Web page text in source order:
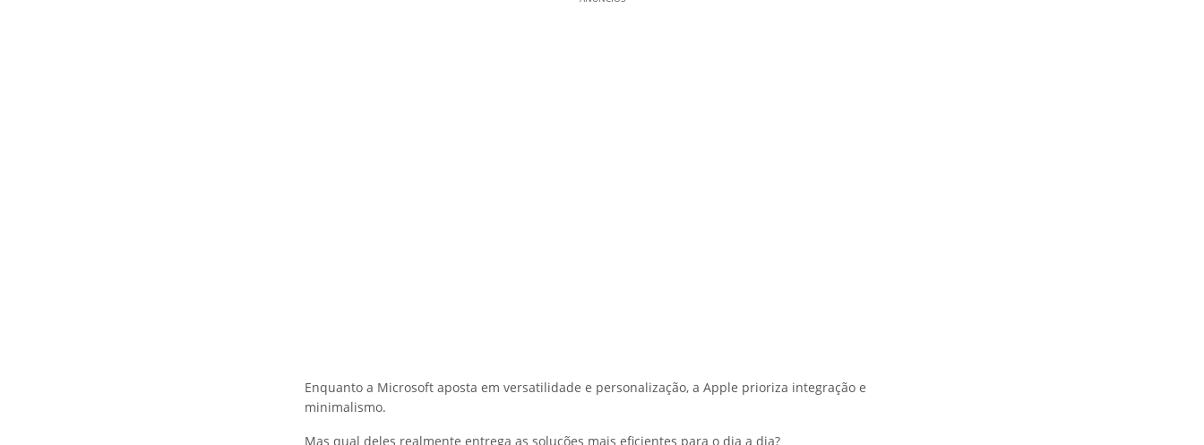
Enquanto a Microsoft aposta em versatilidade e personalização, a Apple prioriza integração e
minimalismo.
Mas qual deles realmente entrega as soluções mais eficientes para o dia a dia?